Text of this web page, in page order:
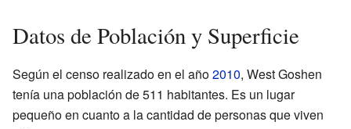
Datos de Población y Superficie
Según el censo realizado en el año2010, West Goshen
tenía una población de 511 habitantes. Es un lugar
pequeño en cuanto a la cantidad de personas que viven